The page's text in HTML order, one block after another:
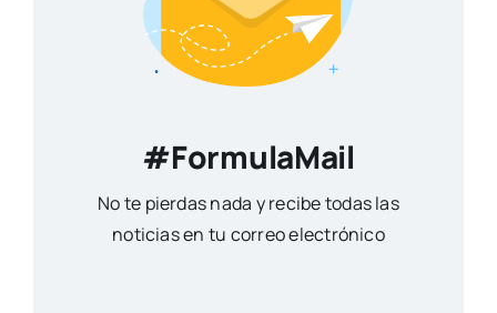
#FormulaMail
No te pierdas nada y recibe todas las
noticias en tu correo electrónico